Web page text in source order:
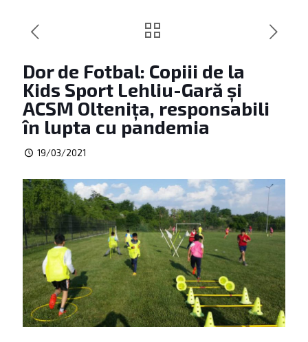
Dor de Fotbal: Copiii de la
Kids Sport Lehliu-Gară și
ACSM Oltenița, responsabili
în lupta cu pandemia
19/03/2021